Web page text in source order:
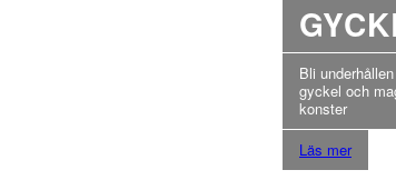
Bli underhållen
gyckel och
konster
Läs mer